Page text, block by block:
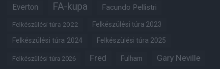
Everton FA-kupa Facundo Pellistri
Felkészülési túra 2022 Felkészülési túra 2023
Felkészülési túra 2024 Felkészülési túra 2025
Felkészülési túra 2026 Fred Fulham Gary Neville